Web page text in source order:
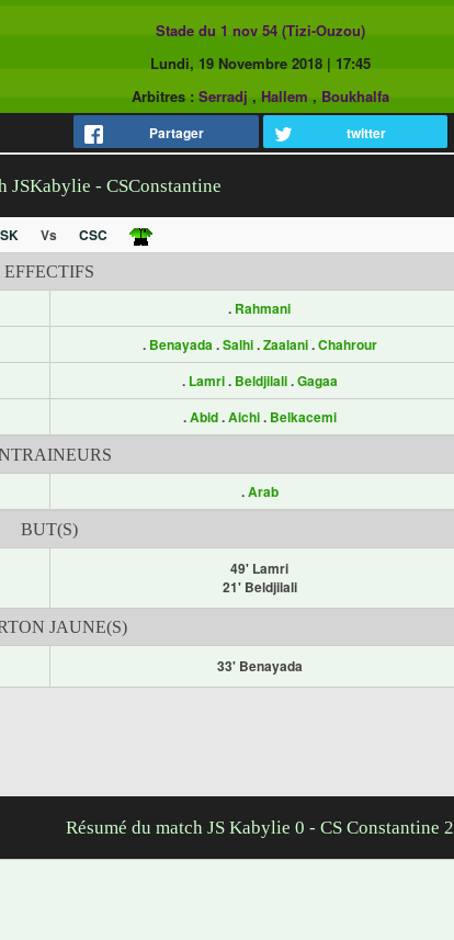
Stade du 1 nov 54 (Tizi-Ouzou)
Lundi, 19 Novembre 2018| 17:45
Arbitres : Serradj , Hallem , Boukhalfa
Partager twitter
JSKabylie - CSConstantine
Vs CSC
EFFECTIFS
. Rahmani
. Benayada.Salhi.Zaalani.Chahrour
. Lamri. Beldjilali.Gagaa
.Abid.Aichi. Belkacemi
.Arab
BUT(S)
49' Lamri
21' Beldjilali
JAUNE(S)
33' Benayada
Résumé du match JS Kabylie 0 - CS Constantine 2